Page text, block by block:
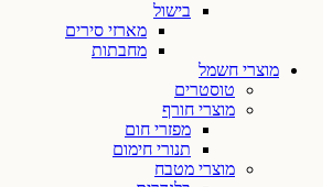
בישול
מארזי סירים
מחבתות
מוצרי חשמל
טוסטרים
מוצרי חורף
מפזרי חום
תנורי חימום
מוצרי מטבח